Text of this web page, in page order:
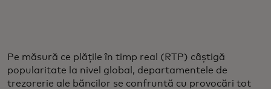
Pe măsură ce plățile în timp real (RTP) câștigă
popularitate la nivel global, departamentele de
trezorerie ale băncilor se confruntă cu provocări tot